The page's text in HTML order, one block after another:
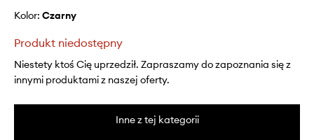
Kolor: czarny
Produkt niedostępny
Niestety ktoś Cię uprzedził. Zapraszamy do zapoznania się z
innymi produktami z naszej oferty.
Inne z tej kategorii